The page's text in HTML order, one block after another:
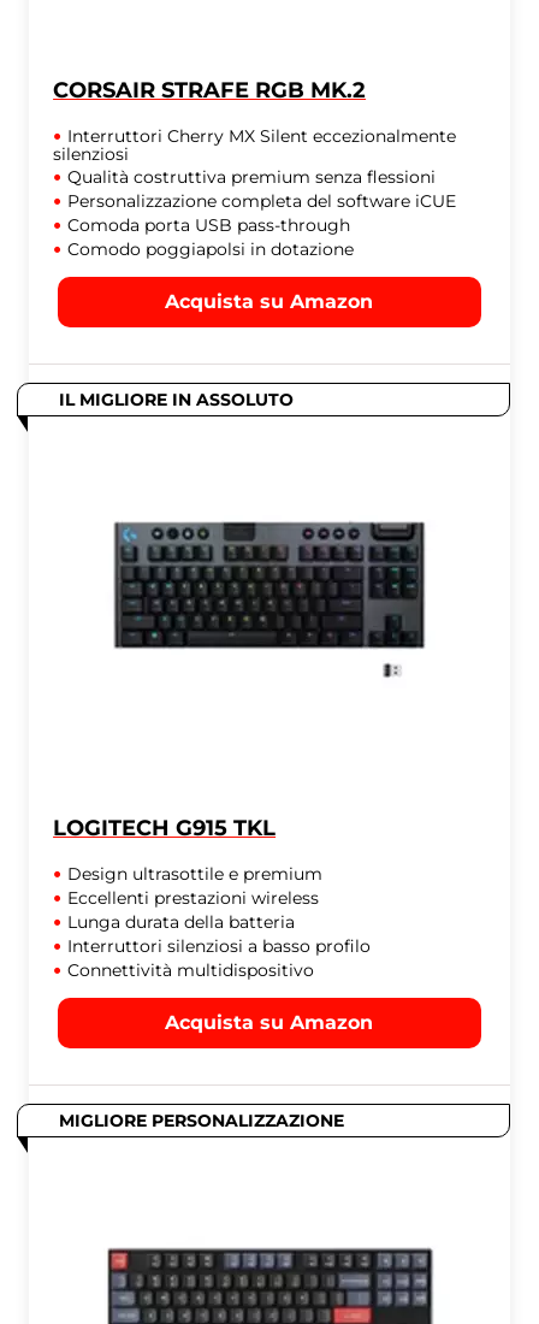
CORSAIR STRAFE RGB MK.2
Interruttori Cherry MX Silent eccezionalmente
silenziosi
Qualità costruttiva premium senza flessioni
Personalizzazione completa del software iCUE
Comoda porta USB pass-through
Comodo poggiapolsi in dotazione
Acquista su Amazon
IL MIGLIORE IN ASSOLUTO
LOGITECH G915 TKL
Design ultrasottile e premium
Eccellenti prestazioni wireless
Lunga durata della batteria
Interruttori silenziosi a basso profilo
Connettività multidispositivo
Acquista su Amazon
MIGLIORE PERSONALIZZAZIONE